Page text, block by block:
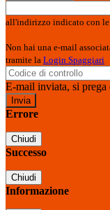
all'indirizzo indicato con le
Non hai una e-mail
tramite la Login Spaggiari
E-mail inviata, si prega
Errore
Chiudi
Successo
Chiudi
Informazione